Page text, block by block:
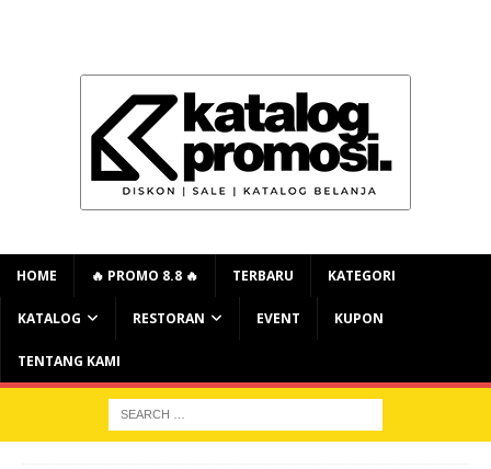
HOME 🔥 PROMO 8.8 🔥 TERBARU KATEGORI
KATALOG RESTORAN EVENT KUPON
TENTANG KAMI